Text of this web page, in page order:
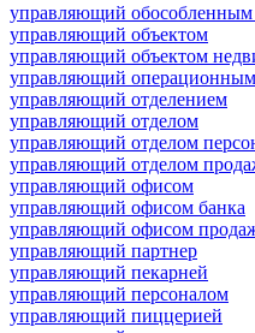
управляющий обособленным
управляющий объектом
управляющий объектом
управляющий
управляющий отделением
управляющий отделом
управляющий отделом
управляющий отделом
управляющий офисом
управляющий офисом банка
управляющий офисом
управляющий партнер
управляющий пекарней
управляющий персоналом
управляющий пиццерией